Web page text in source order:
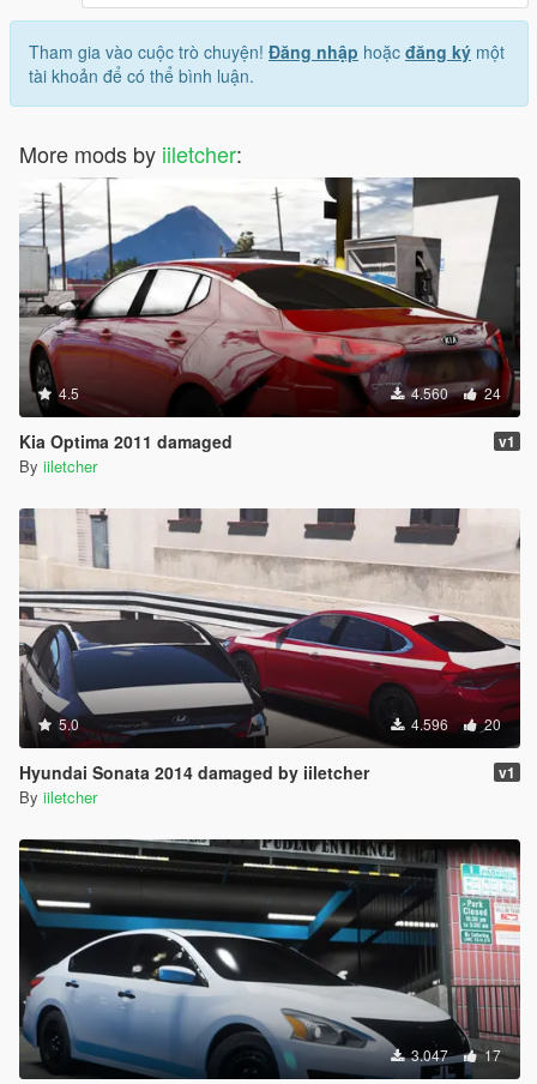
Tham gia vào cuộc trò chuyện! Đăng nhập hoặc đăng ký một
tài khoản để có thể bình luận.
More mods by iiletcher:
4.5 4.560 24
Kia Optima 2011 damaged v1
By iiletcher
5.0 4.596 20
Hyundai Sonata 2014 damaged by iiletcher v1
By iiletcher
3.047 17